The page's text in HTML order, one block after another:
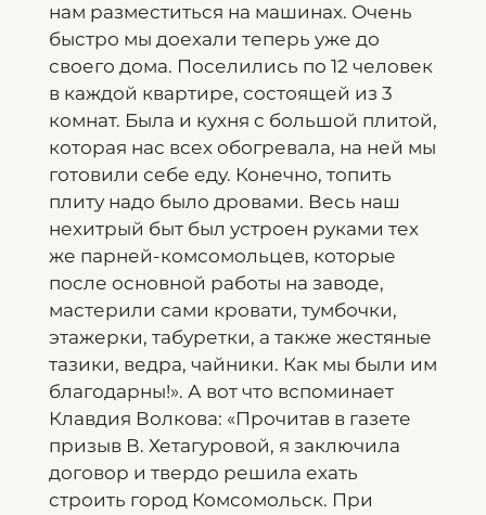
нам разместиться на машинах. Очень
быстро мы доехали теперь уже до
своего дома. Поселились по 12 человек
в каждой квартире, состоящей из 3
комнат. Была и кухня с большой плитой,
которая нас всех обогревала, на ней мы
готовили себе еду. Конечно, топить
плиту надо было дровами. Весь наш
нехитрый быт был устроен руками тех
же парней-комсомольцев, которые
после основной работы на заводе,
мастерили сами кровати, тумбочки,
этажерки, табуретки, а также жестяные
тазики, ведра, чайники. Как мы были им
благодарны!». А вот что вспоминает
Клавдия Волкова: «Прочитав в газете
призыв В. Хетагуровой, я заключила
договор и твердо решила ехать
строить город Комсомольск. При